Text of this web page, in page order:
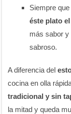
Siempre
éste plato
más sabor y
sabroso.
A diferencia del
cocina en olla
tradicional y sin
la mitad y queda